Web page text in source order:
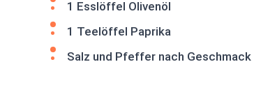
1 Esslöffel Olivenöl
1 Teelöffel Paprika
Salz und Pfeffer nach Geschmack